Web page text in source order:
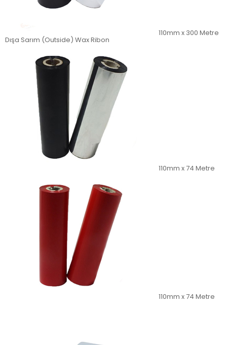
110mm x 300 Metre
Dışa Sarım (Outside) Wax Ribon
110mm x 74 Metre
110mm x 74 Metre